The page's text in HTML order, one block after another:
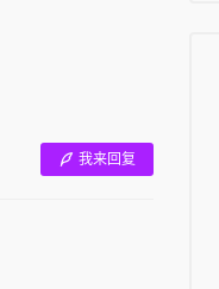
我来回复